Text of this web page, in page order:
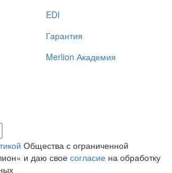
EDI
Гарантия
Merlion Академия
Общества с ограниченной
и даю свое согласие на обработку